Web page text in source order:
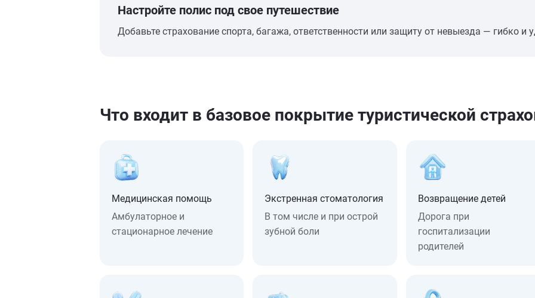
Настройте полис под свое путешествие
Добавьте страхование спорта, багажа, ответственности или защиту от невыезда — гибко и
Что входит в базовое покрытие туристической
Медицинская помощь
Амбулаторное и
стационарное лечение
Экстренная стоматология
В том числе и при острой
зубной боли
Возвращение детей
Дорога при
госпитализации
родителей